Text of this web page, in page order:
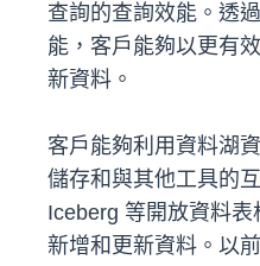
查詢的查詢效能。透
能，客戶能夠以更有
新資料。
客戶能夠利用資料湖
儲存和與其他工具的
Iceberg 等開放資料
新增和更新資料。以